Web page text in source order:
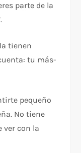
parte de la
tienen
tu más-
pequeño
No tiene
ver con la